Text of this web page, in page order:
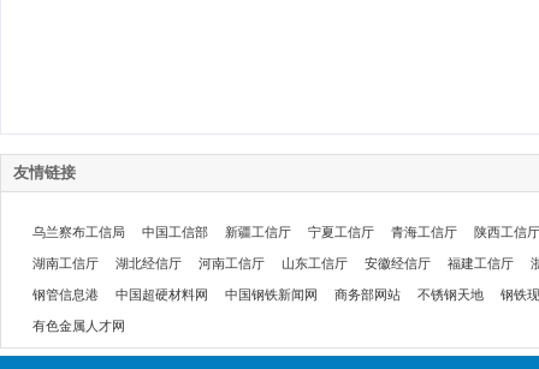
友情链接
乌兰察布工信局 中国工信部 新疆工信厅 宁夏工信厅 青海工信厅 陕西工信厅
湖南工信厅 湖北经信厅 河南工信厅 山东工信厅 安徽经信厅 福建工信厅
钢管信息港 中国超硬材料网 中国钢铁新闻网 商务部网站 不锈钢天地 钢铁
有色金属人才网